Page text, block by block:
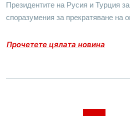
Президентите на Русия и Турция
споразумения за прекратяване на
Прочетете цялата новина